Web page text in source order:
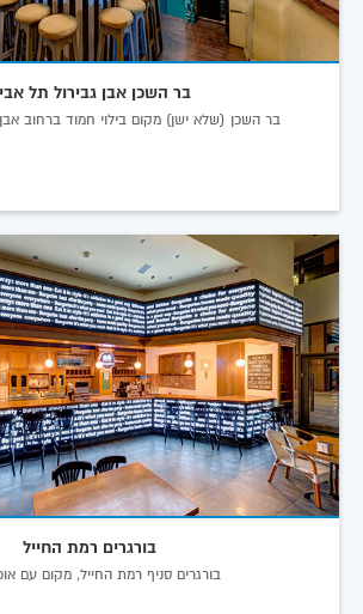
בר השכן אבן גבירול תל אביב
בר השכן (שלא ישן) מקום בילוי חמוד ברחוב אבן
בורגרים רמת החייל
בורגרים סניף רמת החייל, מקום עם